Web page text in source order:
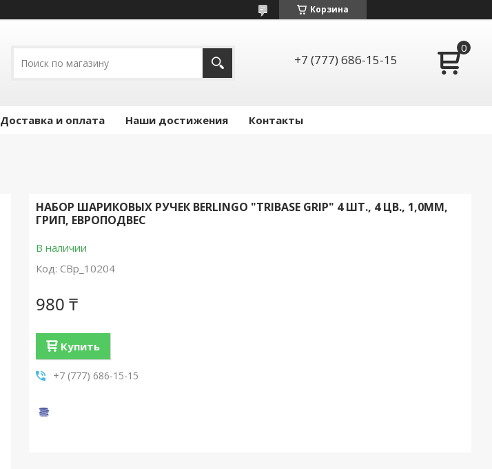
Корзина
+7 (777) 686-15-15
Доставка и оплата Наши достижения Контакты
НАБОР ШАРИКОВЫХ РУЧЕК BERLINGO "TRIBASE GRIP" 4 ШТ., 4 ЦВ., 1,0ММ,
ГРИП, ЕВРОПОДВЕС
В наличии
Код: CBp_10204
980 ₸
Купить
+7 (777) 686-15-15